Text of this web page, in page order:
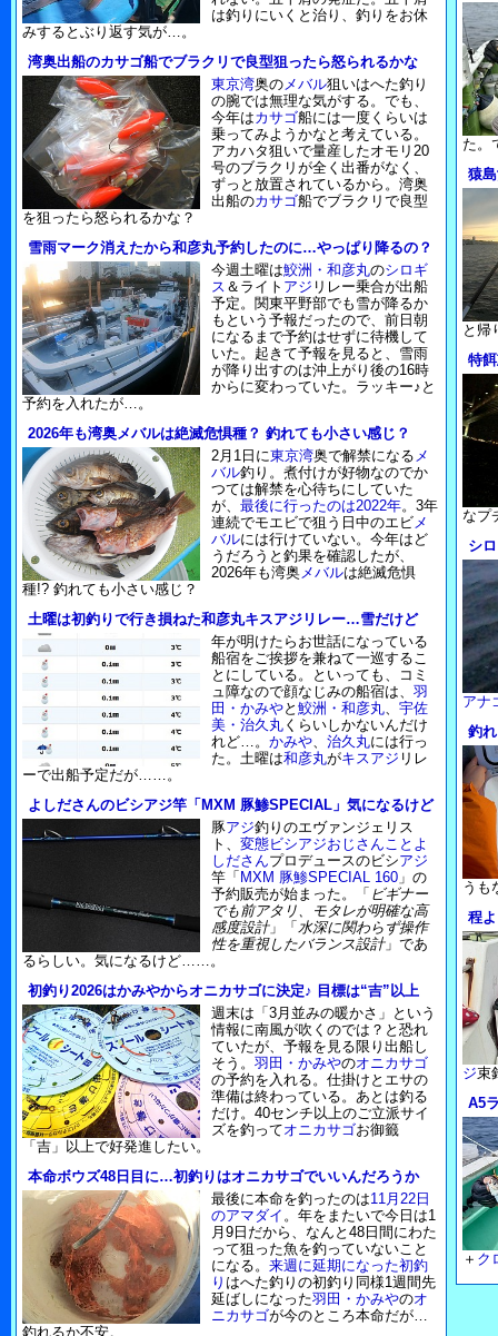
は釣りにいくと治り、釣りをお休
みするとぶり返す気が…。
湾奥出船のカサゴ船でブラクリで良型狙ったら怒られるかな
東京湾奥のメバル狙いはへた釣り
の腕では無理な気がする。でも、
今年はカサゴ船には一度くらいは
乗ってみようかなと考えている。
アカハタ狙いで量産したオモリ20
号のブラクリが全く出番がなく、
ずっと放置されているから。湾奥
出船のカサゴ船でブラクリで良型
を狙ったら怒られるかな？
雪雨マーク消えたから和彦丸予約したのに…やっぱり降るの？
今週土曜は鮫洲・和彦丸のシロギ
ス ＆ライト アジ リレー乗合が出船
予定。関東平野部でも雪が降るか
もという予報だったので、前日朝
になるまで予約はせずに待機して
いた。起きて予報を見ると、雪雨
が降り出すのは沖上がり後の16時
からに変わっていた。ラッキー♪と
予約を入れたが…。
2026年も湾奥メバルは絶滅危惧種？ 釣れても小さい感じ？
2月1日に東京湾奥で解禁になる メ
バル釣り。煮付けが好物なのでか
つては解禁を心待ちにしていた
が、 最後に行ったのは2022年。3年
連続でモエビで狙う日中のエビメ
バルには行けていない。今年はど
うだろうと釣果を確認したが、
2026年も湾奥メバルは絶滅危惧
種!? 釣れても小さい感じ？
土曜は初釣りで行き損ねた和彦丸キスアジリレー…雪だけど
年が明けたらお世話になっている
船宿をご挨拶を兼ねて一巡するこ
とにしている。といっても、コミ
ュ障なので顔なじみの船宿は、 羽
田・かみやと 鮫洲・和彦丸、 宇佐
美・治久丸 くらいしかないんだけ
れど…。 かみや、 治久丸には行っ
た。土曜は和彦丸がキスアジ リレ
ーで出船予定だが……。
よしださんのビシアジ竿「MXM 豚鯵SPECIAL」気になるけど
豚アジ釣りのエヴァンジェリス
ト、 変態ビシアジおじさんことよ
しださんプロデュースのビシアジ
竿「 MXM 豚鯵SPECIAL 160 」の
予約販売が始まった。「 ビギナー
でも前アタリ、モタレが明確な高
感度設計」「 水深に関わらず操作
性を重視したバランス設計」であ
るらしい。気になるけど……。
初釣り2026はかみやからオニカサゴに決定♪ 目標は“吉”以上
週末は「3月並みの暖かさ」という
情報に南風が吹くのでは？と恐れ
ていたが、予報を見る限り出船し
そう。 羽田・かみやのオニカサゴ
の予約を入れる。仕掛けとエサの
準備は終わっている。あとは釣る
だけ。40センチ以上のご立派サイ
ズを釣ってオニカサゴお御籤
「吉」以上で好発進したい。
本命ボウズ48日目に…初釣りはオニカサゴでいいんだろうか
最後に本命を釣ったのは11月22日
のアマダイ 。年をまたいで今日は1
月9日だから、なんと48日間にわた
って狙った魚を釣っていないこと
になる。 来週に延期になった初釣
り はへた釣りの初釣り同様1週間先
延ばしになった羽田・かみやのオ
ニカサゴが今のところ本命だが…
釣れるか不安。
た。
猿
と帰
特
なプ
シ
アナ
釣
うも
程
ジ束
A5
＋ ク